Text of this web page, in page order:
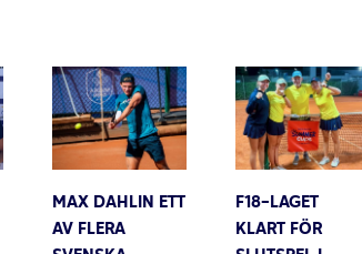
MAX DAHLIN ETT
AV FLERA
F18-LAGET
KLART FÖR